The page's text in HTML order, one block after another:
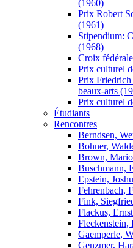
(1960)
Prix Robert
(1961)
Stipendium:
(1968)
Croix
Prix culturel
Prix Friedrich
beaux-arts
Prix culturel
Étudiants
Rencontres
Berndsen,
Bohner,
Brown,
Buschmann,
Epstein,
Fehrenbach,
Fink,
Flackus, Ernst
Fleckenstein,
Gaemperle,
Genzmer,